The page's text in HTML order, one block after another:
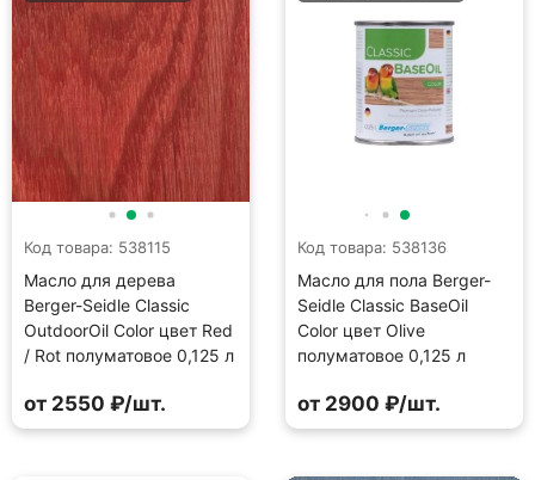
Код товара: 538115
Масло для дерева
Berger-Seidle Classic
OutdoorOil Color цвет Red
/ Rot полуматовое 0,125 л
от 2550 ₽/шт.
Код товара: 538136
Масло для пола Berger-
Seidle Classic BaseOil
Color цвет Olive
полуматовое 0,125 л
от 2900 ₽/шт.